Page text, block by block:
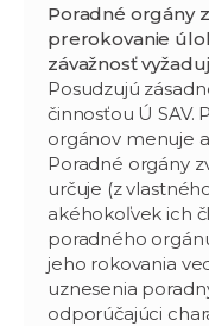
Poradné orgány
prerokovanie
závažnosť
Posudzujú
činnosťou Ú SAV.
orgánov menuje
Poradné orgány
určuje (z
akéhokoľvek ich
poradného
jeho rokovania
uznesenia
odporúčajúci